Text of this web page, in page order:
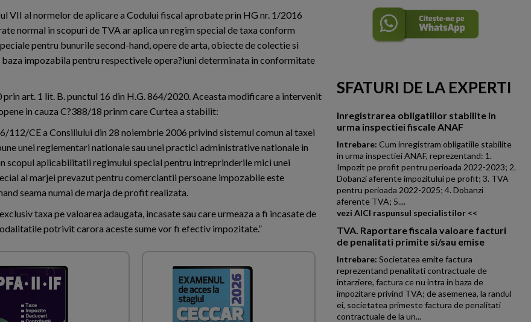
VII al normelor de aplicare a Codului fiscal aprobate prin HG nr. 1/2016
normal in scopuri de TVA ar aplica un regim special de taxa conform
pentru bunurile second-hand, opere de arta, obiecte de colectie si
impozabila pentru respectivele opera?iuni determinata in conformitate
art. 1 lit. B. punctul 16 din H.G. 864/2020. Aceasta modificare a intervenit
in cauza C?388/18 prinm care Curtea a stabilit:
CE a Consiliului din 28 noiembrie 2006 privind sistemul comun al taxei
unei reglementari nationale sau unei practici administrative nationale in
scopul aplicabilitatii regimului special pentru intreprinderile mici unei
al marjei prevazut pentru comerciantii persoane impozabile este
seama numai de marja de profit realizata.
taxa pe valoarea adaugata, incasate sau care urmeaza a fi incasate de
potrivit carora aceste sume vor fi efectiv impozitate.”
SFATURI DE LA EXPERTI
Inregistrarea obligatiilor stabilite in
urma inspectiei fiscale ANAF
Intrebare: Cum inregistram obligatiile stabilite
in urma inspectiei ANAF, reprezentand: 1.
Impozit pe profit pentru perioada 2022-2023; 2.
Dobanzi aferente impozitului pe profit; 3. TVA
pentru perioada 2022-2025; 4. Dobanzi
aferente TVA; 5....
vezi AICI raspunsul specialistilor <<
TVA. Raportare fiscala valoare facturi
de penalitati primite si/sau emise
Intrebare: Societatea emite factura
reprezentand penalitati contractuale de
intarziere, factura ce nu intra in baza de
impozitare privind TVA; de asemenea, la randul
ei, societatea primeste factura de penalitati
contractuale de la un...